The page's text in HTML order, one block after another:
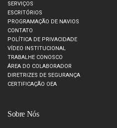
SERVIÇOS
ESCRITÓRIOS
PROGRAMAÇÃO DE NAVIOS
CONTATO
POLÍTICA DE PRIVACIDADE
VÍDEO INSTITUCIONAL
TRABALHE CONOSCO
ÁREA DO COLABORADOR
DIRETRIZES DE SEGURANÇA
CERTIFICAÇÃO OEA
Sobre Nós